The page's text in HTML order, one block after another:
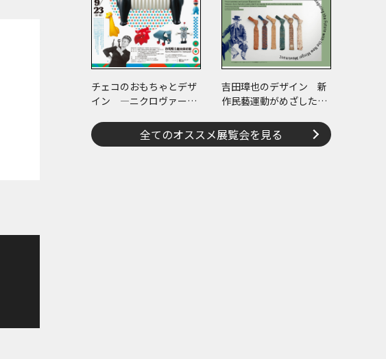
チェコのおもちゃとデザ
イン ―ニクロヴァーの
現代作家のアートまで―
吉田璋也のデザイン 新
作民藝運動がめざした未
全てのオススメ展覧会を見る